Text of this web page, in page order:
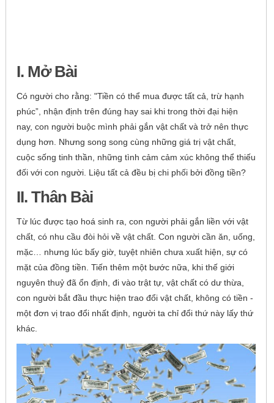
I. Mở Bài
Có người cho rằng: "Tiền có thể mua được tất cả, trừ hạnh
phúc”, nhận định trên đúng hay sai khi trong thời đại hiện
nay, con người buộc mình phải gắn vật chất và trở nên thực
dụng hơn. Nhưng song song cùng những giá trị vật chất,
cuộc sống tinh thần, những tình cảm cảm xúc không thể thiếu
đối với con người. Liệu tất cả đều bị chi phối bởi đồng tiền?
II. Thân Bài
Từ lúc được tạo hoá sinh ra, con người phải gắn liền với vật
chất, có nhu cầu đòi hỏi về vật chất. Con người cần ăn, uống,
mặc… nhưng lúc bấy giờ, tuyệt nhiên chưa xuất hiện, sự có
mặt của đồng tiền. Tiến thêm một bước nữa, khi thế giới
nguyên thuỷ đã ổn định, đi vào trật tự, vật chất có dư thừa,
con người bắt đầu thực hiện trao đổi vật chất, không có tiền -
một đơn vị trao đổi nhất định, người ta chỉ đổi thứ này lấy thứ
khác.